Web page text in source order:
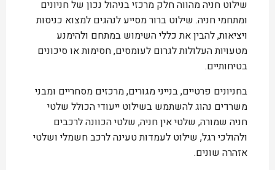
שילוט חניה מהווה חלק מרכזי בניהול נכון של חניונים
ומתחמי חניה. שילוט ברור מסייע לנהגים למצוא כניסות
ויציאות, להבין את כללי השימוש במתחם ולהימנע
מטעויות העלולות לגרום לעומסים, חסימות או סיכונים
בטיחותיים.
בחניונים פרטיים, בנייני מגורים, מרכזים מסחריים ומבני
משרדים נהוג להשתמש בשילוט ייעודי הכולל שלטי
חניה שמורה, שלטי אין חניה, שלטי הכוונה לרכבים
ולהולכי רגל, שילוט לעמדות טעינה לרכב חשמלי ושלטי
אזהרה שונים.